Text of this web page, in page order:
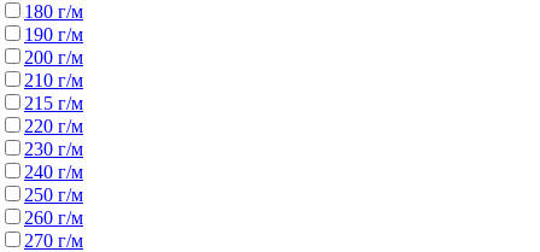
180 г/м
190 г/м
200 г/м
210 г/м
215 г/м
220 г/м
230 г/м
240 г/м
250 г/м
260 г/м
270 г/м